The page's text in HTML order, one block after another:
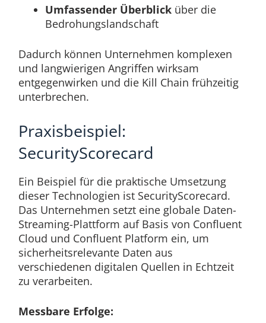
Umfassender Überblicküber die
Bedrohungslandschaft
Dadurch können Unternehmen komplexen
und langwierigen Angriffen wirksam
entgegenwirken und die Kill Chain frühzeitig
unterbrechen.
Praxisbeispiel:
SecurityScorecard
Ein Beispiel für die praktische Umsetzung
dieser Technologien ist SecurityScorecard.
Das Unternehmen setzt eine globale Daten-
Streaming-Plattform auf Basis von Confluent
Cloud und Confluent Platform ein, um
sicherheitsrelevante Daten aus
verschiedenen digitalen Quellen in Echtzeit
zu verarbeiten.
Messbare Erfolge: